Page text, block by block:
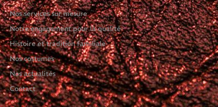
Nos services sur mesure
Notre engagement pour la qualité
Histoire et tradition familiale
Nos costumes
Nos actualités
Contact